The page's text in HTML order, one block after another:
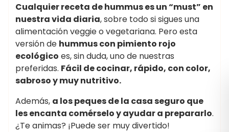
Cualquier receta de hummus es un “must” en
nuestra vida diaria, sobre todo si sigues una
alimentación veggie o vegetariana. Pero esta
versión de hummus con pimiento rojo
ecológico es, sin duda, uno de nuestras
preferidas. Fácil de cocinar, rápido, con color,
sabroso y muy nutritivo.
Además, a los peques de la casa seguro que
les encanta comérselo y ayudar a prepararlo.
¿Te animas? ¡Puede ser muy divertido!